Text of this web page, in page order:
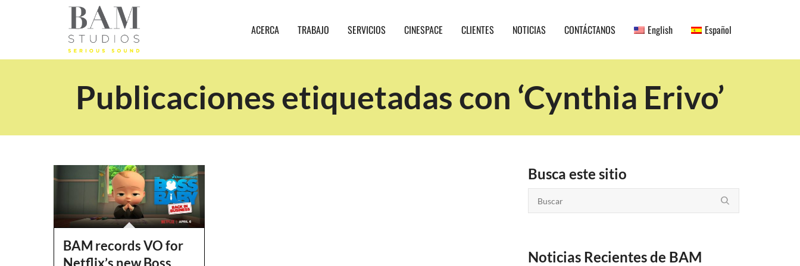
ACERCA TRABAJO SERVICIOS CINESPACE CLIENTES NOTICIAS CONTÁCTANOS English Español
Publicaciones etiquetadas con ‘Cynthia Erivo’
BAM records VO for
Busca este sitio
Noticias Recientes de BAM